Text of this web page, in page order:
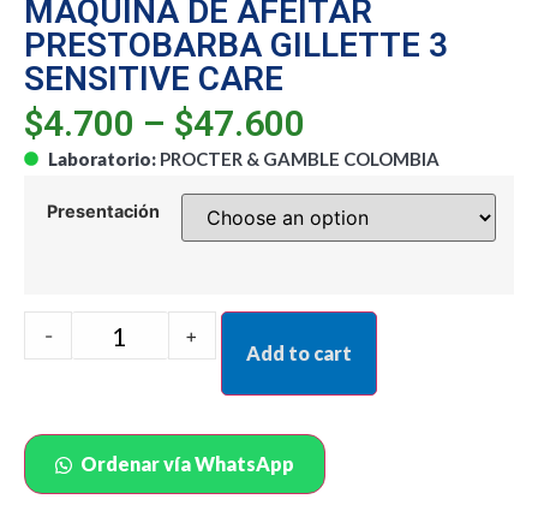
MAQUINA DE AFEITAR
PRESTOBARBA GILLETTE 3
SENSITIVE CARE
$4.700 – $47.600
Laboratorio: PROCTER & GAMBLE COLOMBIA
Presentación
- +
Add to cart
Ordenar vía WhatsApp